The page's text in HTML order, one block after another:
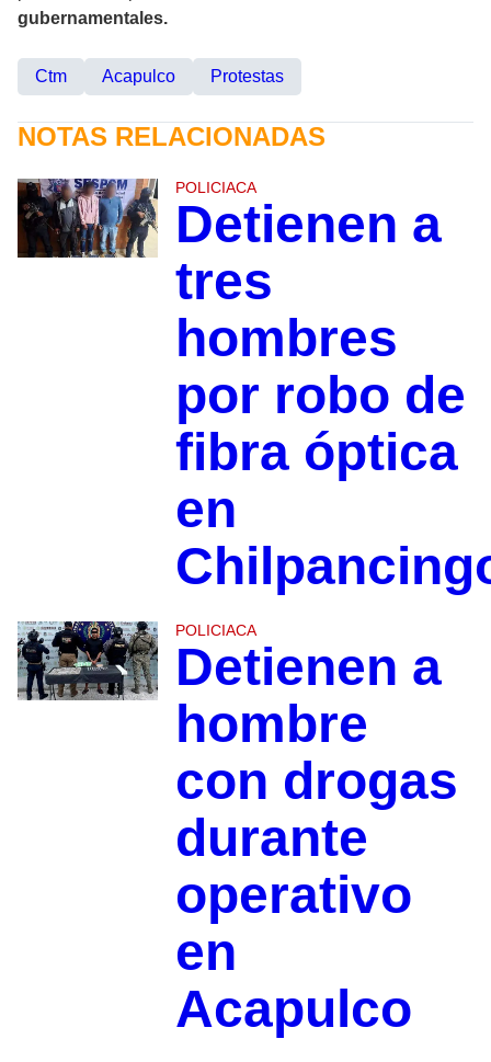
gubernamentales.
Ctm Acapulco Protestas
NOTAS RELACIONADAS
POLICIACA
Detienen a
tres
hombres
por robo de
fibra óptica
en
POLICIACA
Detienen a
hombre
con drogas
durante
operativo
en
Acapulco